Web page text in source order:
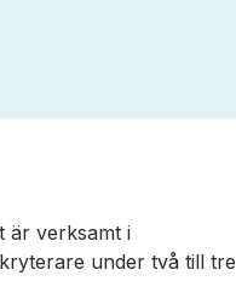
är verksamt i
under två till tre